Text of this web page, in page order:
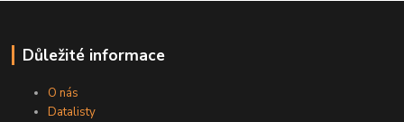
Důležité informace
O nás
Datalisty